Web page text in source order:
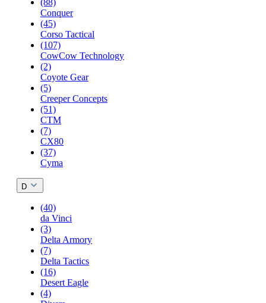
(88)
Conquer
(45)
Corso Tactical
(107)
CowCow Technology
(2)
Coyote Gear
(5)
Creeper Concepts
(51)
CTM
(7)
CX80
(37)
Cyma
D
(40)
da Vinci
(3)
Delta Armory
(7)
Delta Tactics
(16)
Desert Eagle
(4)